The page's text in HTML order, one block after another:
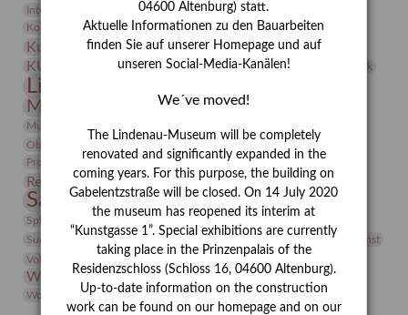
Integriertes Schädlingsmanagement
Italien Jahresempfang
Kolosseum
Kooperationsausstellung Korkmodelle Kunst
Kunstmuseum Kunstvermittlung Kunst von Kühl
KUNSTWAND Kurs Künstler Künstlerin Lehmbruck
Lindenau-Museum
Museumsgeschichte Museumsnacht
Museumspädagogik Natur
Objekt im Fokus
Phelloplastik
Pohlhof
Provenienz
Provenienzforschung
Restaurierung Rudi Lesser Ruth Wolf-Rehfeld
Sammlung Samstagszeichner Skulptur
Sonderausstellung
Sphinx
studio Studio Bildende Kunst
Suermondt-Ludwig-Museum
Vermittlung
Videokunst
Volontariat
Walter Rheiner Werefkin
Werkbetrachtung Winter Wissenschaft
Wolf and Dog
Wolf und Hund
Zirkuswoche
04600 Altenburg) statt.
Aktuelle Informationen zu den Bauarbeiten
finden Sie auf unserer Homepage und auf
unseren Social-Media-Kanälen!
We´ve moved!
The Lindenau-Museum will be completely
renovated and significantly expanded in the
coming years. For this purpose, the building on
Gabelentzstraße will be closed. On 14 July 2020
the museum has reopened its interim at
“Kunstgasse 1”. Special exhibitions are currently
taking place in the Prinzenpalais of the
Residenzschloss (Schloss 16, 04600 Altenburg).
Up-to-date information on the construction
work can be found on our homepage and on our